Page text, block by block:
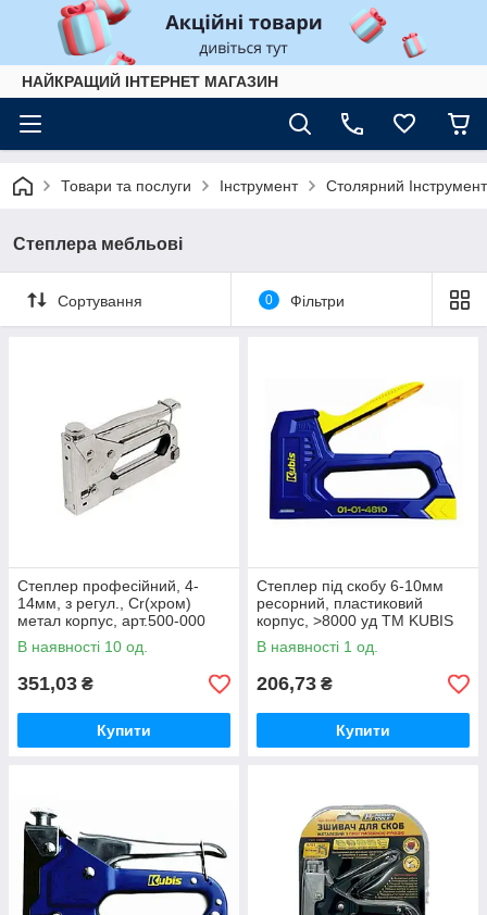
НАЙКРАЩИЙ ІНТЕРНЕТ МАГАЗИН
Товари та послуги Інструмент Столярний Інструмент
Степлера мебльові
Сортування 0 Фільтри
Степлер професійний, 4-
14мм, з регул., Cr(хром)
метал корпус, арт.500-000
ТМ LT
В наявності 10 од.
351,03 ₴
Купити
Степлер під скобу 6-10мм
ресорний, пластиковий
корпус, >8000 уд ТМ KUBIS
В наявності 1 од.
206,73 ₴
Купити